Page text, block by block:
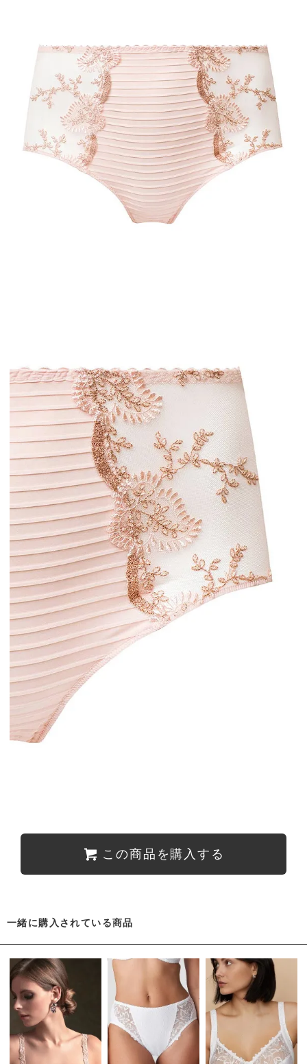
この商品を購入する
一緒に購入されている商品